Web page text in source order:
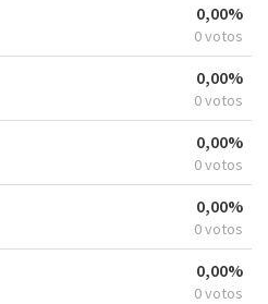
0,00%
0 votos
0,00%
0 votos
0,00%
0 votos
0,00%
0 votos
0,00%
0 votos